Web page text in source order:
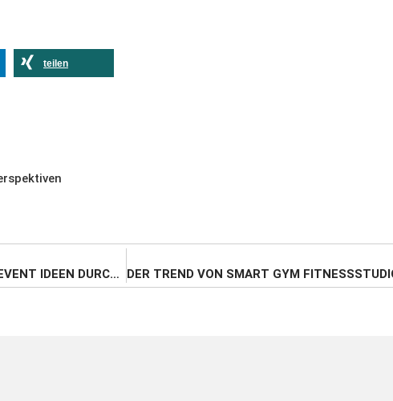
teilen
WIE SICH UNTERNEHMEN MIT KREATIVEN ONLINE EVENT IDEEN DURCH DIE CORONA KRISE RETTEN